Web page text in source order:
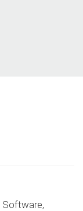
Software,